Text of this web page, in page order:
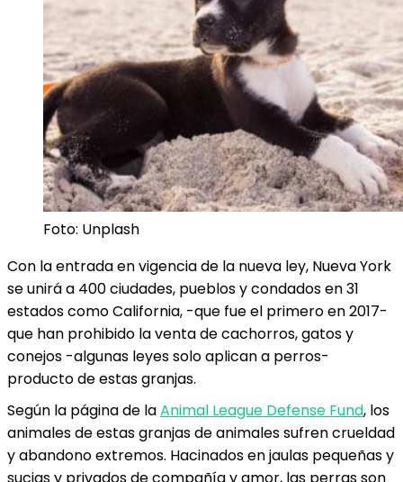
Foto: Unplash
Con la entrada en vigencia de la nueva ley, Nueva York
se unirá a 400 ciudades, pueblos y condados en 31
estados como California, -que fue el primero en 2017-
que han prohibido la venta de cachorros, gatos y
conejos -algunas leyes solo aplican a perros-
producto de estas granjas.
Según la página de laAnimal League Defense Fund, los
animales de estas granjas de animales sufren crueldad
y abandono extremos. Hacinados en jaulas pequeñas y